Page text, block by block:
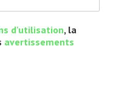
d'utilisation, la
avertissements